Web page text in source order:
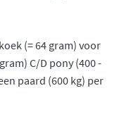
(= 64 gram) voor
C/D pony (400 -
paard (600 kg) per